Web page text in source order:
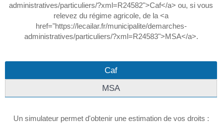
administratives/particuliers/?xml=R24582">Caf</a> ou, si vous
relevez du régime agricole, de la <a
href="https://lecailar.fr/municipalite/demarches-
administratives/particuliers/?xml=R24583">MSA</a>.
Caf
MSA
Un simulateur permet d'obtenir une estimation de vos droits :